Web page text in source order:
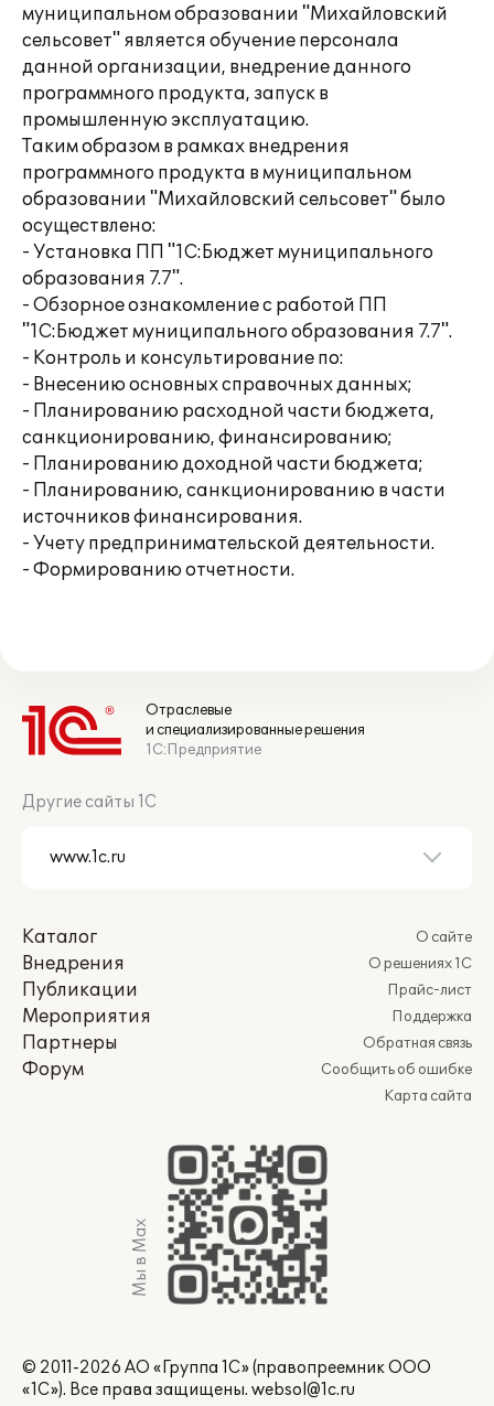
муниципальном образовании "Михайловский
сельсовет" является обучение персонала
данной организации, внедрение данного
программного продукта, запуск в
промышленную эксплуатацию.
Таким образом в рамках внедрения
программного продукта в муниципальном
образовании "Михайловский сельсовет" было
осуществлено:
- Установка ПП "1С:Бюджет муниципального
образования 7.7".
- Обзорное ознакомление с работой ПП
"1С:Бюджет муниципального образования 7.7".
- Контроль и консультирование по:
- Внесению основных справочных данных;
- Планированию расходной части бюджета,
санкционированию, финансированию;
- Планированию доходной части бюджета;
- Планированию, санкционированию в части
источников финансирования.
- Учету предпринимательской деятельности.
- Формированию отчетности.
Отраслевые
и специализированные решения
1С:Предприятие
Другие сайты 1С
Каталог
Внедрения
Публикации
Мероприятия
Партнеры
Форум
О сайте
О решениях 1С
Прайс-лист
Поддержка
Обратная связь
Сообщить об ошибке
Карта сайта
Мы в Max
© 2011-2026 АО «Группа 1С» (правопреемник ООО
«1С»). Все права защищены. websol@1c.ru